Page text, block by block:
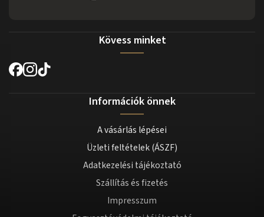
Kövess minket
Információk önnek
A vásárlás lépései
Üzleti feltételek (ÁSZF)
Adatkezelési tájékoztató
Szállítás és fizetés
Impresszum